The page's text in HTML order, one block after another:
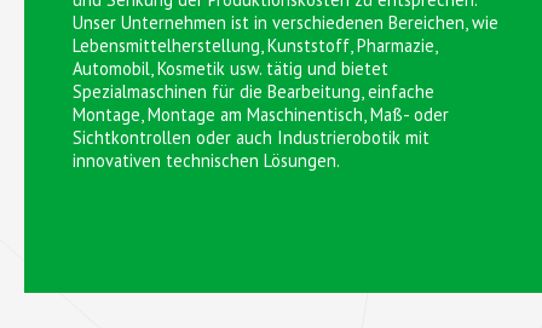
Unser Unternehmen ist in verschiedenen Bereichen, wie
Lebensmittelherstellung, Kunststoff, Pharmazie,
Automobil, Kosmetik usw. tätig und bietet
Spezialmaschinen für die Bearbeitung, einfache
Montage, Montage am Maschinentisch, Maß- oder
Sichtkontrollen oder auch Industrierobotik mit
innovativen technischen Lösungen.